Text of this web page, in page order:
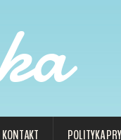
KONTAKT POLITYKA